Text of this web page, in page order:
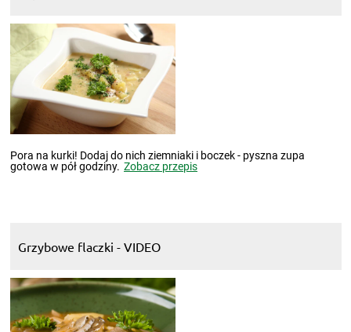
Pora na kurki! Dodaj do nich ziemniaki i boczek - pyszna zupa
gotowa w pół godziny. Zobacz przepis
Grzybowe flaczki - VIDEO